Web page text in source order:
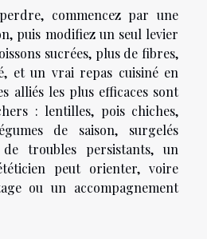
commencez par une
puis modifiez un seul levier
sucrées, plus de fibres,
et un vrai repas cuisiné en
alliés les plus efficaces sont
: lentilles, pois chiches,
de saison, surgelés
troubles persistants, un
peut orienter, voire
ou un accompagnement